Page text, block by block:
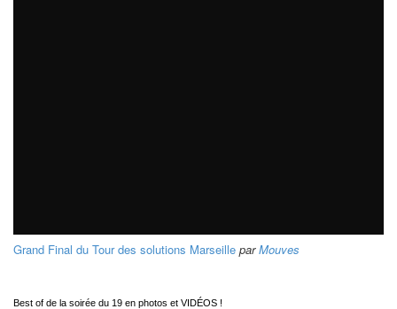
Grand Final du Tour des solutions Marseille parMouves
Best of de la soirée du 19 en photos et VIDÉOS !